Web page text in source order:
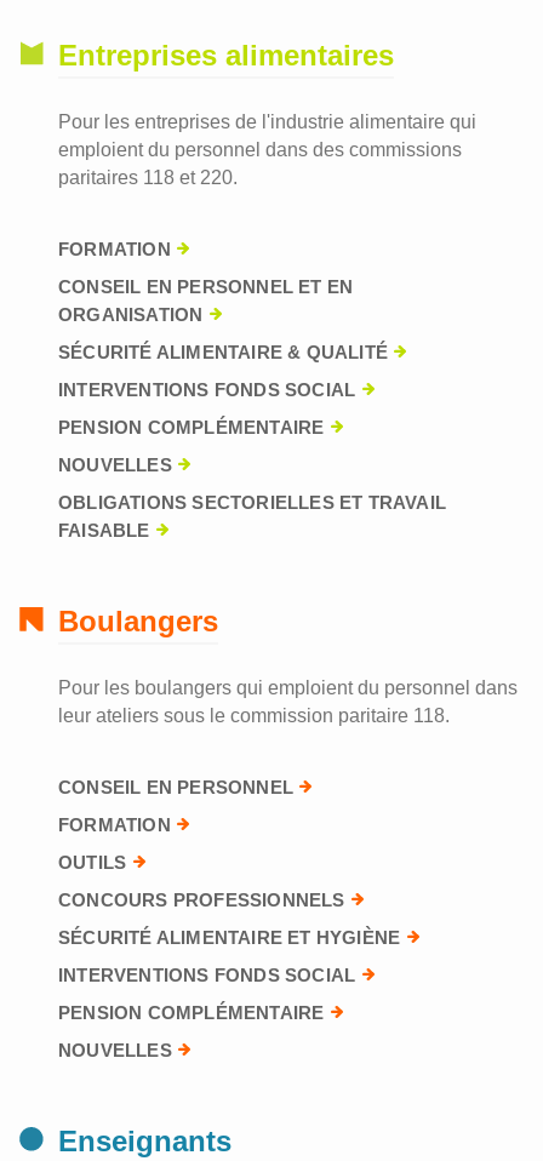
Entreprises alimentaires
Pour les entreprises de l'industrie alimentaire qui
emploient du personnel dans des commissions
paritaires 118 et 220.
FORMATION
CONSEIL EN PERSONNEL ET EN
ORGANISATION
SÉCURITÉ ALIMENTAIRE & QUALITÉ
INTERVENTIONS FONDS SOCIAL
PENSION COMPLÉMENTAIRE
NOUVELLES
OBLIGATIONS SECTORIELLES ET TRAVAIL
FAISABLE
Boulangers
Pour les boulangers qui emploient du personnel dans
leur ateliers sous le commission paritaire 118.
CONSEIL EN PERSONNEL
FORMATION
OUTILS
CONCOURS PROFESSIONNELS
SÉCURITÉ ALIMENTAIRE ET HYGIÈNE
INTERVENTIONS FONDS SOCIAL
PENSION COMPLÉMENTAIRE
NOUVELLES
Enseignants